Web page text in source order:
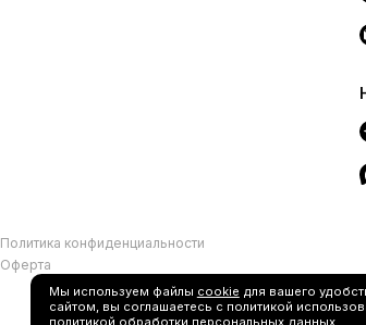
Мы используем файлы cookie для вашего
сайтом, вы соглашаетесь с политикой
политикой обработки персональных данных.
Политика конфиденциальности
Оферта